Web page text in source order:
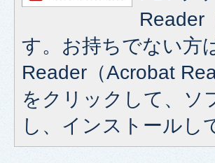
Reader
す。お持ちでない方
Reader（Acrobat
をクリックして、ソ
し、インストールし